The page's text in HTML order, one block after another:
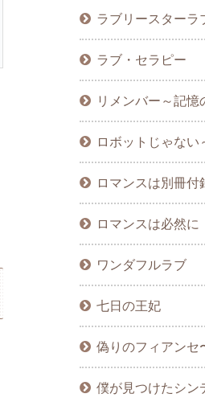
ラブリースターラ
ラブ・セラピー
リメンバー～記憶
ロボットじゃない
ロマンスは別冊付
ロマンスは必然に
ワンダフルラブ
七日の王妃
偽りのフィアンセ
僕が見つけたシン